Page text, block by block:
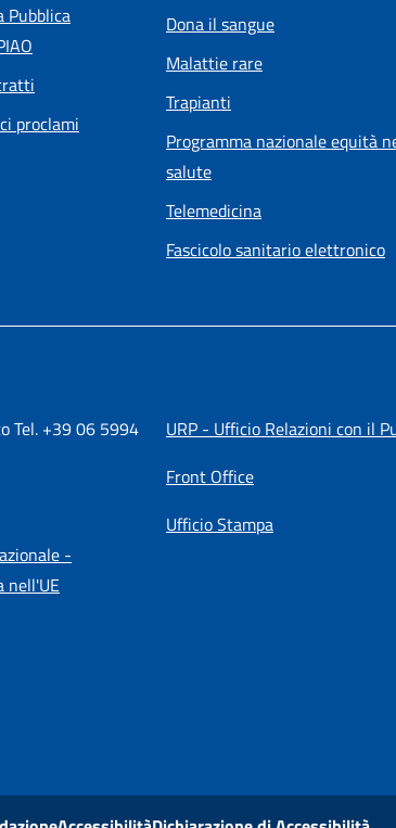
Pubblica
proclami
Dona il sangue
Malattie rare
Trapianti
Programma nazionale equità
salute
Telemedicina
Fascicolo sanitario elettronico
Tel. +39 06 5994
-
nell'UE
URP - Ufficio Relazioni con il
Front Office
Ufficio Stampa